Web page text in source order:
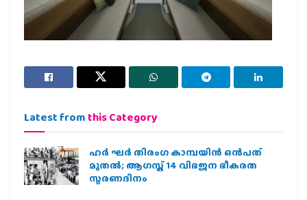
Latest from this Category
ഹര്‍ ഘര്‍ തിരംഗ കാമ്പയിന്‍ ഒന്‍പത്
മുതല്‍; ആഗസ്ത് 14 വിഭജന ഭീകരത
സ്മരണദിനം